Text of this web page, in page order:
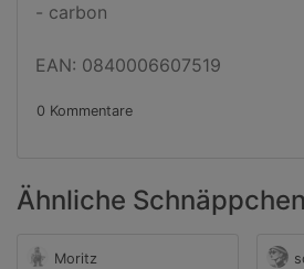
- carbon
EAN: 0840006607519
0 Kommentare
Ähnliche
Moritz